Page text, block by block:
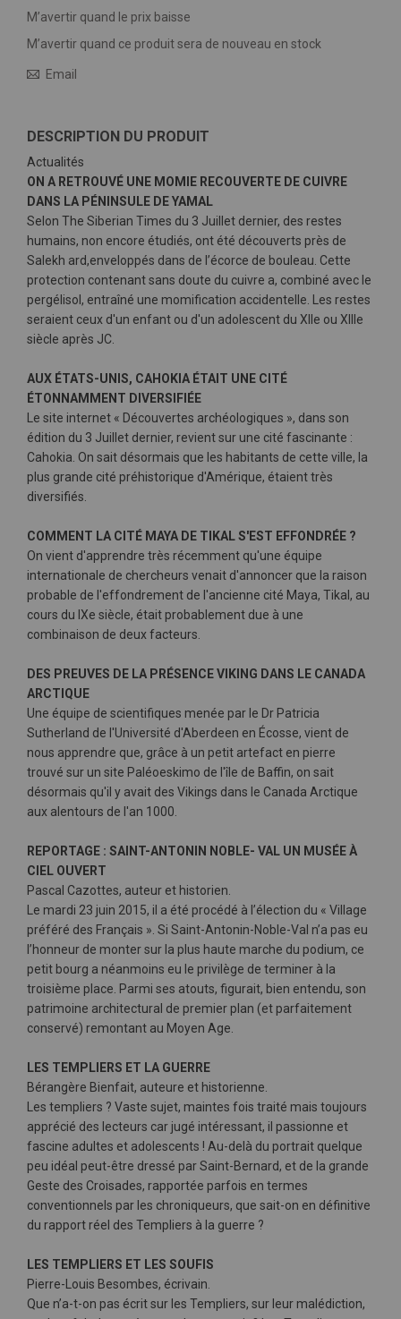
M’avertir quand le prix baisse
M’avertir quand ce produit sera de nouveau en stock
Email
DESCRIPTION DU PRODUIT
Actualités
ON A RETROUVÉ UNE MOMIE RECOUVERTE DE CUIVRE
DANS LA PÉNINSULE DE YAMAL
Selon The Siberian Times du 3 Juillet dernier, des restes
humains, non encore étudiés, ont été découverts près de
Salekh ard,enveloppés dans de l’écorce de bouleau. Cette
protection contenant sans doute du cuivre a, combiné avec le
pergélisol, entraîné une momification accidentelle. Les restes
seraient ceux d'un enfant ou d'un adolescent du XIIe ou XIIIe
siècle après JC.
AUX ÉTATS-UNIS, CAHOKIA ÉTAIT UNE CITÉ
ÉTONNAMMENT DIVERSIFIÉE
Le site internet « Découvertes archéologiques », dans son
édition du 3 Juillet dernier, revient sur une cité fascinante :
Cahokia. On sait désormais que les habitants de cette ville, la
plus grande cité préhistorique d'Amérique, étaient très
diversifiés.
COMMENT LA CITÉ MAYA DE TIKAL S'EST EFFONDRÉE ?
On vient d'apprendre très récemment qu'une équipe
internationale de chercheurs venait d'annoncer que la raison
probable de l'effondrement de l'ancienne cité Maya, Tikal, au
cours du IXe siècle, était probablement due à une
combinaison de deux facteurs.
DES PREUVES DE LA PRÉSENCE VIKING DANS LE CANADA
ARCTIQUE
Une équipe de scientifiques menée par le Dr Patricia
Sutherland de l'Université d'Aberdeen en Écosse, vient de
nous apprendre que, grâce à un petit artefact en pierre
trouvé sur un site Paléoeskimo de l'île de Baffin, on sait
désormais qu'il y avait des Vikings dans le Canada Arctique
aux alentours de l'an 1000.
REPORTAGE : SAINT-ANTONIN NOBLE- VAL UN MUSÉE À
CIEL OUVERT
Pascal Cazottes, auteur et historien.
Le mardi 23 juin 2015, il a été procédé à l’élection du « Village
préféré des Français ». Si Saint-Antonin-Noble-Val n’a pas eu
l’honneur de monter sur la plus haute marche du podium, ce
petit bourg a néanmoins eu le privilège de terminer à la
troisième place. Parmi ses atouts, figurait, bien entendu, son
patrimoine architectural de premier plan (et parfaitement
conservé) remontant au Moyen Age.
LES TEMPLIERS ET LA GUERRE
Bérangère Bienfait, auteure et historienne.
Les templiers ? Vaste sujet, maintes fois traité mais toujours
apprécié des lecteurs car jugé intéressant, il passionne et
fascine adultes et adolescents ! Au-delà du portrait quelque
peu idéal peut-être dressé par Saint-Bernard, et de la grande
Geste des Croisades, rapportée parfois en termes
conventionnels par les chroniqueurs, que sait-on en définitive
du rapport réel des Templiers à la guerre ?
LES TEMPLIERS ET LES SOUFIS
Pierre-Louis Besombes, écrivain.
Que n’a-t-on pas écrit sur les Templiers, sur leur malédiction,